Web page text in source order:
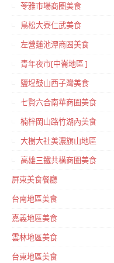
苓雅市場商圈美食
鳥松大寮仁武美食
左營蓮池潭商圈美食
青年夜市[中崙地區 ]
鹽埕鼓山西子灣美食
七賢六合南華商圈美食
楠梓岡山路竹湖內美食
大樹大社美濃旗山地區
高雄三鐵共構商圈美食
屏東美食餐廳
台南地區美食
嘉義地區美食
雲林地區美食
台東地區美食